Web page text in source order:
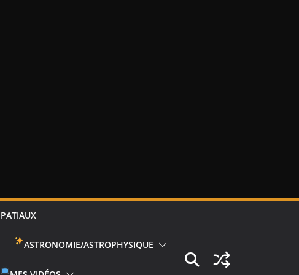
ASTRONOMIE/ASTROPHYSIQUE